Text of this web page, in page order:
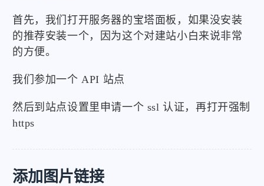
首先，我们打开服务器的宝塔面板，如果没安装
的推荐安装一个，因为这个对建站小白来说非常
的方便。
我们参加一个 API 站点
然后到站点设置里申请一个 ssl 认证，再打开强制
https
添加图片链接